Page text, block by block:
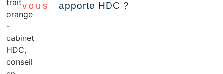
vous apporte HDC ?